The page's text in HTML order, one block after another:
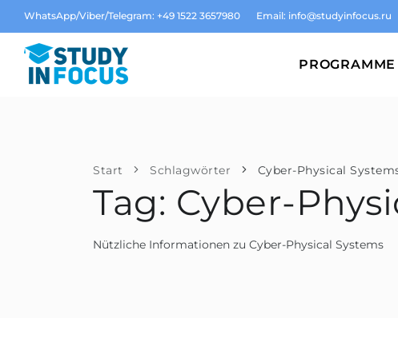
WhatsApp/Viber/Telegram: +49 1522 3657980 Email: info@studyinfocus.ru
PROGRAMME
Start Schlagwörter Cyber-Physical
Tag: Cyber-
Nützliche Informationen zu Cyber-Physical Systems